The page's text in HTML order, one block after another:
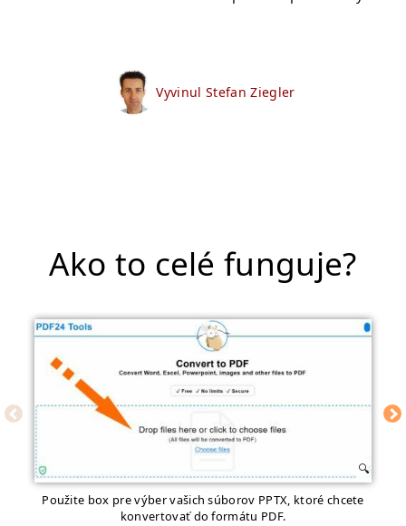
Vyvinul Stefan Ziegler
Ako to celé funguje?
Použite box pre výber vašich súborov PPTX, ktoré chcete
konvertovať do formátu PDF.